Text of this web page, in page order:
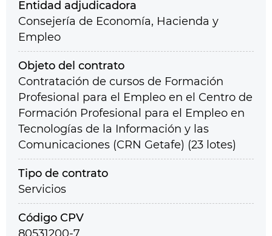
Entidad adjudicadora
Consejería de Economía, Hacienda y
Empleo
Objeto del contrato
Contratación de cursos de Formación
Profesional para el Empleo en el Centro de
Formación Profesional para el Empleo en
Tecnologías de la Información y las
Comunicaciones (CRN Getafe) (23 lotes)
Tipo de contrato
Servicios
Código CPV